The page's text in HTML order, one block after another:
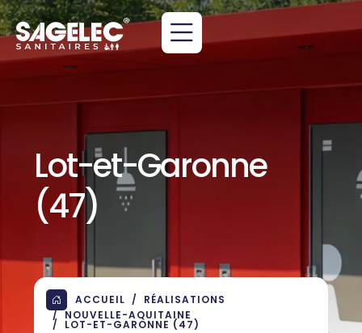
Lot-et-Garonne
(47)
ACCUEIL
RÉALISATIONS
NOUVELLE-AQUITAINE
LOT-ET-GARONNE (47)